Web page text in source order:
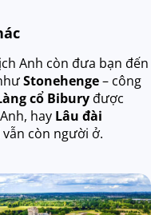
Anh còn đưa bạn đến
Stonehenge– công
cổ Biburyđược
hay Lâu đài
còn người ở.